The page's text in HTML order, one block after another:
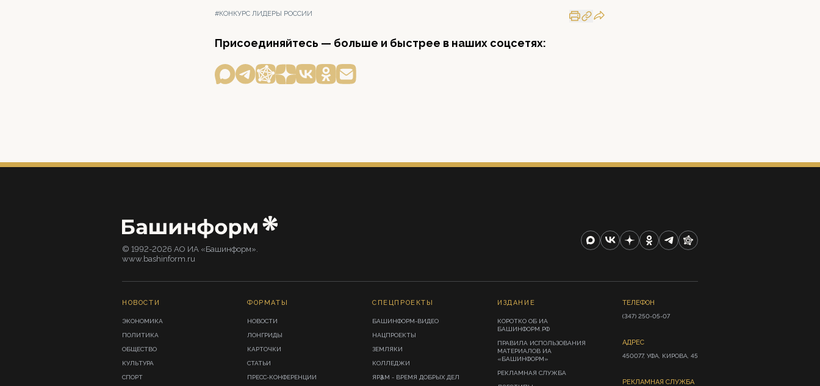
#КОНКУРС ЛИДЕРЫ РОССИИ
Присоединяйтесь — больше и быстрее в наших соцсетях:
© 1992-2026 АО ИА «Башинформ».
www.bashinform.ru
НОВОСТИ
ЭКОНОМИКА
ПОЛИТИКА
ОБЩЕСТВО
КУЛЬТУРА
СПОРТ
ФОРМАТЫ
НОВОСТИ
ЛОНГРИДЫ
КАРТОЧКИ
СТАТЬИ
ПРЕСС-КОНФЕРЕНЦИИ
СПЕЦПРОЕКТЫ
БАШИНФОРМ-ВИДЕО
НАЦПРОЕКТЫ
ЗЕМЛЯКИ
КОЛЛЕДЖИ
ЯРҘАМ - ВРЕМЯ ДОБРЫХ ДЕЛ
ИЗДАНИЕ
КОРОТКО ОБ ИА
БАШИНФОРМ.РФ
ПРАВИЛА ИСПОЛЬЗОВАНИЯ
МАТЕРИАЛОВ ИА
«БАШИНФОРМ»
РЕКЛАМНАЯ СЛУЖБА
ТЕЛЕФОН
(347) 250-05-07
АДРЕС
450077, УФА, КИРОВА, 45
РЕКЛАМНАЯ СЛУЖБА